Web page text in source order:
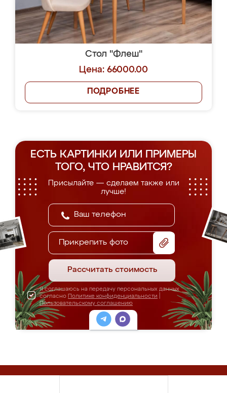
Стол "Флеш"
Цена: 66000.00
ПОДРОБНЕЕ
ЕСТЬ КАРТИНКИ ИЛИ ПРИМЕРЫ
ТОГО, ЧТО НРАВИТСЯ?
Присылайте — сделаем также или
лучше!
Прикрепить фото
Рассчитать стоимость
Я соглашаюсь на передачу персональных данных
согласно Политике конфиденциальности
Пользовательскому соглашению